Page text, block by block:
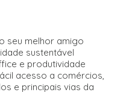
seu melhor amigo
sustentável
e produtividade
acesso a comércios,
e principais vias da